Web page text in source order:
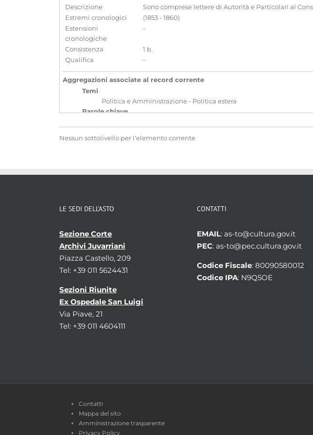
Descrizione
Sono comprese lettere di Autorità e Particolari al
Estremi cronologici
(1853 - 1860)
Estensioni
cronologiche
-
Consistenza
1 b.
Qualifica
-
Aggregazioni associate al record corrente
Temi
Politica e Amministrazione - Politica estera
Parole chiave
Nessun sottolivello per l'elemento corrente
LE SEDI DELL’ASTO
Sezione Corte
Archivi Juvarriani
Piazza Castello, 209
Tel: +39 011 5624431
Sezioni Riunite
Ex Ospedale San Luigi
Via Piave, 21
Tel: +39 011 4604111
CONTATTI
EMAIL: as-to@cultura.gov.it
PEC: as-to@pec.cultura.gov.it
Codice Fiscale: 80090580012
Codice IPA: N9Q5OE
Contatti
Mappa del sito
Amministrazione trasparente
Privacy Policy